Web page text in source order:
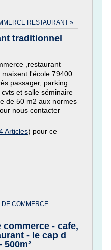
RESTAURANT »
traditionnel
,restaurant
l'école 79400
passager, parking
et salle séminaire
de 50 m2 aux normes
nous contacter
Articles) pour ce
COMMERCE
commerce - cafe,
- le cap d
500m²